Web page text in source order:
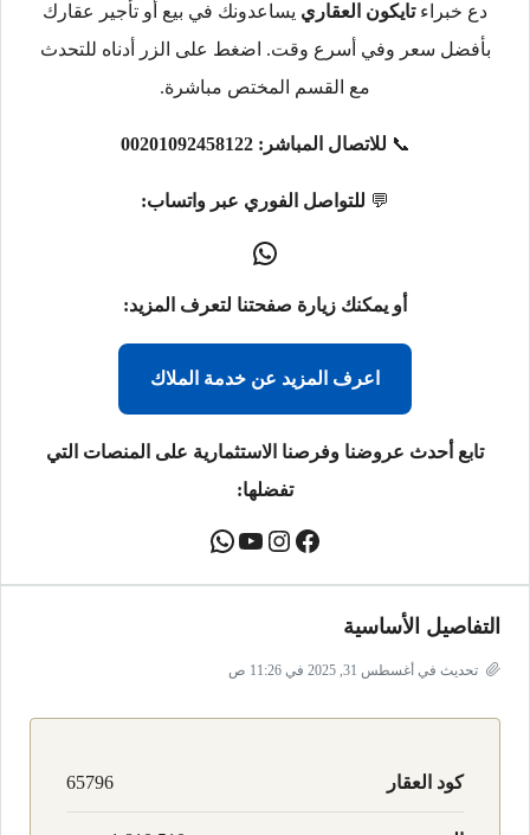
دع خبراءتايكون العقاري يساعدونك في بيع أو تأجير عقارك
بأفضل سعر وفي أسرع وقت. اضغط على الزر أدناه للتحدث
مع القسم المختص مباشرة.
📞 للاتصال المباشر: 00201092458122
💬 للتواصل الفوري عبر واتساب:
أو يمكنك زيارة صفحتنا لتعرف المزيد:
اعرف المزيد عن خدمة الملاك
تابع أحدث عروضنا وفرصنا الاستثمارية على المنصات التي
تفضلها:
التفاصيل الأساسية
تحديث في أغسطس 31, 2025 في 11:26 ص
كود العقار 65796